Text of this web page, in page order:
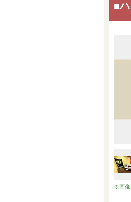
■
※画像